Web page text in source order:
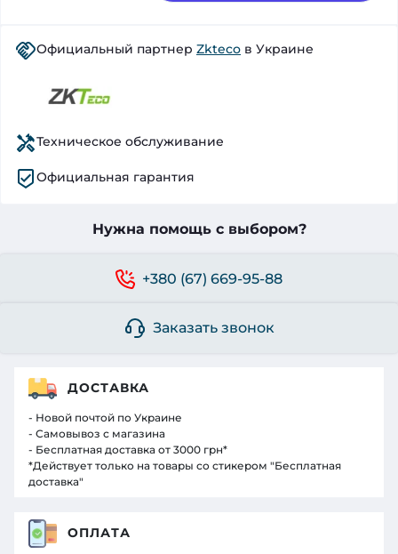
Официальный партнер Zkteco в Украине
Техническое обслуживание
Официальная гарантия
Нужна помощь с выбором?
+380 (67) 669-95-88
Заказать звонок
ДОСТАВКА
- Новой почтой по Украине
- Самовывоз с магазина
- Бесплатная доставка от 3000 грн*
*Действует только на товары со стикером "Бесплатная
доставка"
ОПЛАТА